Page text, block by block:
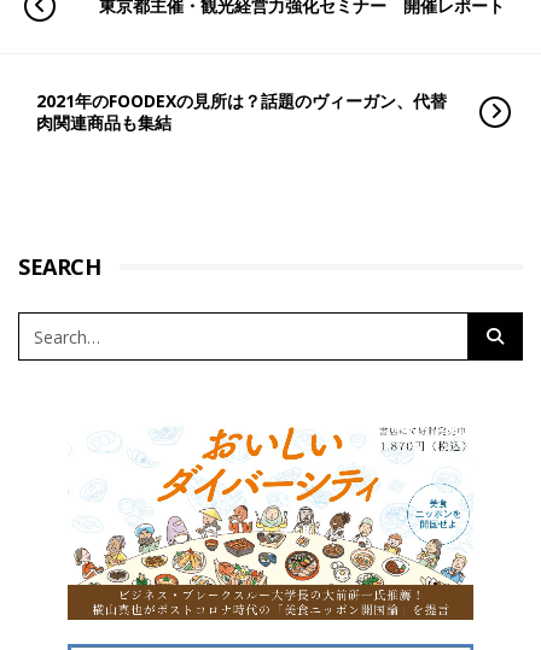
東京都主催・観光経営力強化セミナー 開催レポート
2021年のFOODEXの見所は？話題のヴィーガン、代替
肉関連商品も集結
SEARCH